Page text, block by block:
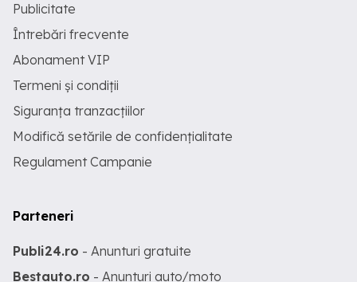
Publicitate
Întrebări frecvente
Abonament VIP
Termeni și condiții
Siguranța tranzacțiilor
Modifică setările de confidențialitate
Regulament Campanie
Parteneri
Publi24.ro - Anunturi gratuite
Bestauto.ro - Anunturi auto/moto